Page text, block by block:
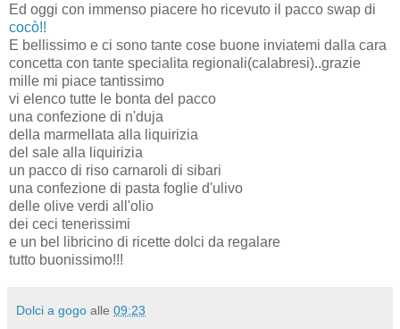
Ed oggi con immenso piacere ho ricevuto il pacco swap di
cocò!!
E bellissimo e ci sono tante cose buone inviatemi dalla cara
concetta con tante specialita regionali(calabresi)..grazie
mille mi piace tantissimo
vi elenco tutte le bonta del pacco
una confezione di n'duja
della marmellata alla liquirizia
del sale alla liquirizia
un pacco di riso carnaroli di sibari
una confezione di pasta foglie d'ulivo
delle olive verdi all'olio
dei ceci tenerissimi
e un bel libricino di ricette dolci da regalare
tutto buonissimo!!!
Dolci a gogo alle 09:23